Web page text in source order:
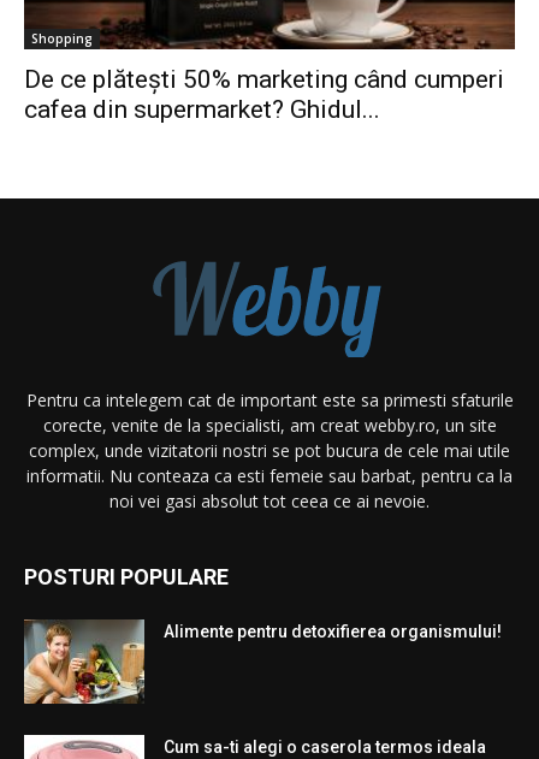
Shopping
De ce plătești 50% marketing când cumperi
cafea din supermarket? Ghidul...
Pentru ca intelegem cat de important este sa primesti sfaturile
corecte, venite de la specialisti, am creat webby.ro, un site
complex, unde vizitatorii nostri se pot bucura de cele mai utile
informatii. Nu conteaza ca esti femeie sau barbat, pentru ca la
noi vei gasi absolut tot ceea ce ai nevoie.
POSTURI POPULARE
Alimente pentru detoxifierea organismului!
Cum sa-ti alegi o caserola termos ideala